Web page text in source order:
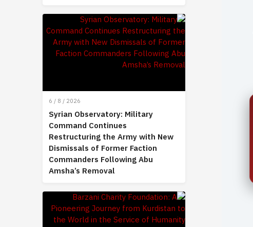
6 / 8 / 2026
Syrian Observatory: Military
Command Continues
Restructuring the Army with New
Dismissals of Former Faction
Commanders Following Abu
Amsha’s Removal